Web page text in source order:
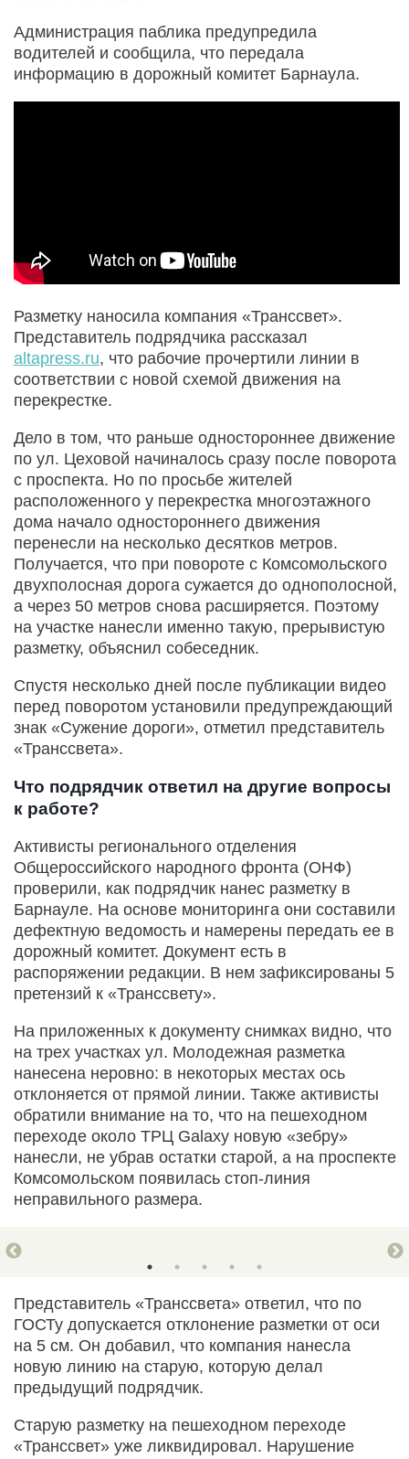
Администрация паблика предупредила
водителей и сообщила, что передала
информацию в дорожный комитет Барнаула.
Разметку наносила компания «Транссвет».
Представитель подрядчика рассказал
altapress.ru, что рабочие прочертили линии в
соответствии с новой схемой движения на
перекрестке.
Дело в том, что раньше одностороннее движение
по ул. Цеховой начиналось сразу после поворота
с проспекта. Но по просьбе жителей
расположенного у перекрестка многоэтажного
дома начало одностороннего движения
перенесли на несколько десятков метров.
Получается, что при повороте с Комсомольского
двухполосная дорога сужается до однополосной,
а через 50 метров снова расширяется. Поэтому
на участке нанесли именно такую, прерывистую
разметку, объяснил собеседник.
Спустя несколько дней после публикации видео
перед поворотом установили предупреждающий
знак «Сужение дороги», отметил представитель
«Транссвета».
Что подрядчик ответил на другие вопросы
к работе?
Активисты регионального отделения
Общероссийского народного фронта (ОНФ)
проверили, как подрядчик нанес разметку в
Барнауле. На основе мониторинга они составили
дефектную ведомость и намерены передать ее в
дорожный комитет. Документ есть в
распоряжении редакции. В нем зафиксированы 5
претензий к «Транссвету».
На приложенных к документу снимках видно, что
на трех участках ул. Молодежная разметка
нанесена неровно: в некоторых местах ось
отклоняется от прямой линии. Также активисты
обратили внимание на то, что на пешеходном
переходе около ТРЦ Galaxy новую «зебру»
нанесли, не убрав остатки старой, а на проспекте
Комсомольском появилась стоп-линия
неправильного размера.
Представитель «Транссвета» ответил, что по
ГОСТу допускается отклонение разметки от оси
на 5 см. Он добавил, что компания нанесла
новую линию на старую, которую делал
предыдущий подрядчик.
Старую разметку на пешеходном переходе
«Транссвет» уже ликвидировал. Нарушение